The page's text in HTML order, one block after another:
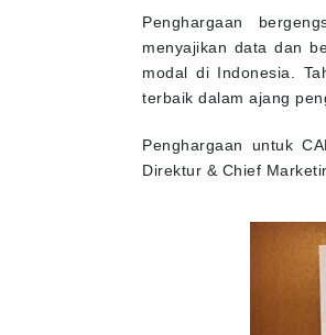
Penghargaan
menyajikan data dan
modal di Indonesia.
terbaik dalam ajang
Penghargaan untuk
Direktur & Chief